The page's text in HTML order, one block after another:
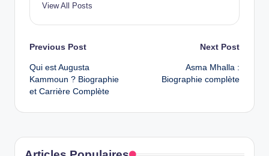
View All Posts
Post
navigation
Previous Post
Qui est Augusta
Kammoun ? Biographie
et Carrière Complète
Next Post
Asma Mhalla :
Biographie complète